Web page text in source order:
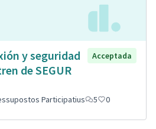
y seguridad
de SEGUR
Acceptada
Participatius 5 0